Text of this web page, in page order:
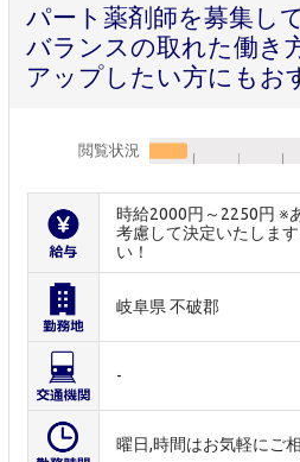
パート薬剤師を募集し
バランスの取れた働き
アップしたい方にもお
閲覧状況
時給2000円～2250円 ※
考慮して決定いたしま
い！
岐阜県 不破郡
-
曜日,時間はお気軽にご